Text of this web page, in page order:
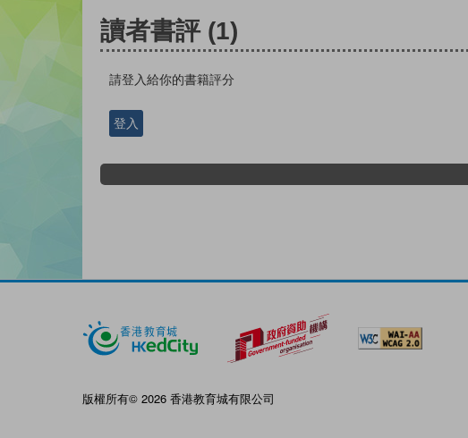
讀者書評 (1)
請登入給你的書籍評分
登入
版權所有© 2026 香港教育城有限公司